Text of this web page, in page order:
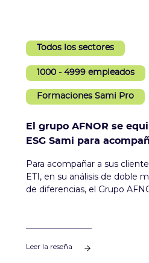
Todos los sectores
1000 - 4999 empleados
Formaciones Sami Pro
El grupo AFNOR se
ESG Sami para
Para acompañar a sus
ETI, en su análisis de doble
de diferencias, el Grupo
Grupo AFNOR, habla sobre
Leer la reseña